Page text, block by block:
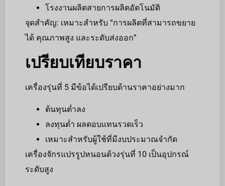
โรงงานผลิตสายการผลิตอัตโนมัติ
จุดสำคัญ: เหมาะสำหรับ “การผลิตที่สามารถขยาย
ได้ คุณภาพสูง และระดับส่งออก”
เปรียบเทียบราคา
เครื่องรุ่นที่ 5 มีข้อได้เปรียบด้านราคาอย่างมาก
ต้นทุนต่ำลง
ลงทุนต่ำ ผลตอบแทนรวดเร็ว
เหมาะสำหรับผู้ใช้ที่มีงบประมาณจำกัด
เครื่องจักรแปรรูปหนอนด้วงรุ่นที่ 10 เป็นอุปกรณ์
ระดับสูง